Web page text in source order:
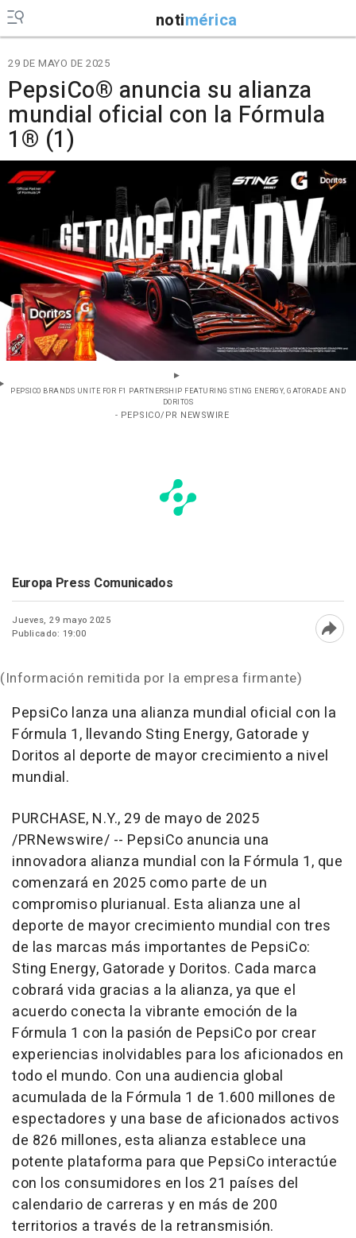
notimérica
29 DE MAYO DE 2025
PepsiCo® anuncia su alianza
mundial oficial con la Fórmula
1® (1)
PEPSICO BRANDS UNITE FOR F1 PARTNERSHIP FEATURING STING ENERGY, GATORADE AND
DORITOS
- PEPSICO/PR NEWSWIRE
Europa Press Comunicados
Jueves, 29 mayo 2025
Publicado: 19:00
(Información remitida por la empresa firmante)
PepsiCo lanza una alianza mundial oficial con la
Fórmula 1, llevando Sting Energy, Gatorade y
Doritos al deporte de mayor crecimiento a nivel
mundial.
PURCHASE, N.Y., 29 de mayo de 2025
/PRNewswire/ -- PepsiCo anuncia una
innovadora alianza mundial con la Fórmula 1, que
comenzará en 2025 como parte de un
compromiso plurianual. Esta alianza une al
deporte de mayor crecimiento mundial con tres
de las marcas más importantes de PepsiCo:
Sting Energy, Gatorade y Doritos. Cada marca
cobrará vida gracias a la alianza, ya que el
acuerdo conecta la vibrante emoción de la
Fórmula 1 con la pasión de PepsiCo por crear
experiencias inolvidables para los aficionados en
todo el mundo. Con una audiencia global
acumulada de la Fórmula 1 de 1.600 millones de
espectadores y una base de aficionados activos
de 826 millones, esta alianza establece una
potente plataforma para que PepsiCo interactúe
con los consumidores en los 21 países del
calendario de carreras y en más de 200
territorios a través de la retransmisión.